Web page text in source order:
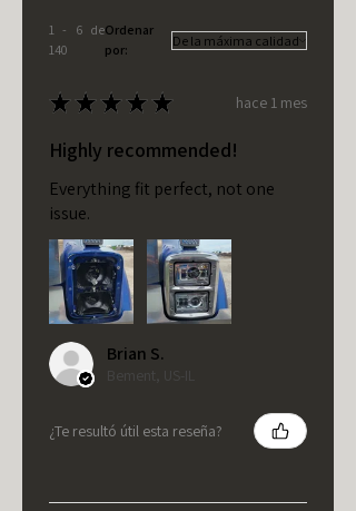
1 - 6 de
140
Ordenar
por:
★ ★ ★ ★ ★ hace 1 mes
Highly recommended!
Everything fit perfect, not one
issue.
Brian S.
Bement, US-IL
¿Te resultó útil esta reseña?